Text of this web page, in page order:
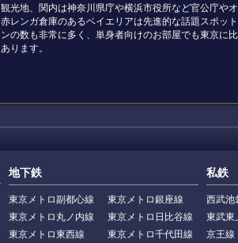
観光地、関内は神奈川県庁や横浜市役所など官公庁や
赤レンガ倉庫のあるベイエリアは先進的な話題スポッ
ンの数も非常に多く、単身者向けのお部屋でも東京に
あります。
地下鉄
東京メトロ副都心線
東京メトロ銀座線
東京メトロ丸ノ内線
東京メトロ日比谷線
東京メトロ東西線
東京メトロ千代田線
私鉄
西武池
東武東
京王線